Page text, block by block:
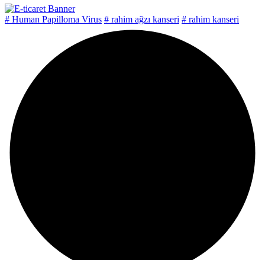
# Human Papilloma Virus # rahim ağzı kanseri # rahim kanseri